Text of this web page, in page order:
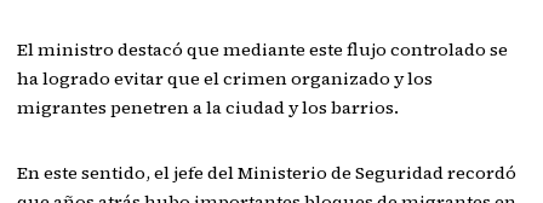
El ministro destacó que mediante este flujo controlado se
ha logrado evitar que el crimen organizado y los
migrantes penetren a la ciudad y los barrios.
En este sentido, el jefe del Ministerio de Seguridad recordó